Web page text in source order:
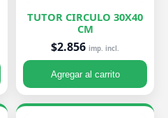
TUTOR CIRCULO 30X40
CM
$2.856 imp. incl.
Agregar al carrito